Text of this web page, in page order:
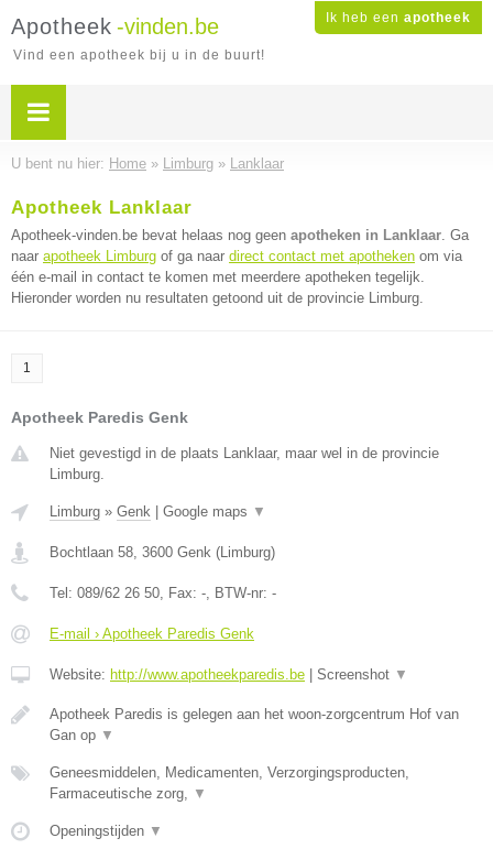
Ik heb een apotheek
Apotheek -vinden.be
Vind een apotheek bij u in de buurt!
U bent nu hier: Home » Limburg » Lanklaar
Apotheek Lanklaar
Apotheek-vinden.be bevat helaas nog geen apotheken in Lanklaar. Ga
naar apotheek Limburg of ga naar direct contact met apotheken om via
één e-mail in contact te komen met meerdere apotheken tegelijk.
Hieronder worden nu resultaten getoond uit de provincie Limburg.
1
Apotheek Paredis Genk
Niet gevestigd in de plaats Lanklaar, maar wel in de provincie
Limburg.
Limburg » Genk Google maps ▼
Bochtlaan 58, 3600 Genk (Limburg)
Tel: 089/62 26 50, Fax: -, BTW-nr: -
E-mail › Apotheek Paredis Genk
Website: http://www.apotheekparedis.be Screenshot ▼
Apotheek Paredis is gelegen aan het woon-zorgcentrum Hof van
Gan op ▼
Geneesmiddelen, Medicamenten, Verzorgingsproducten,
Farmaceutische zorg, ▼
Openingstijden ▼